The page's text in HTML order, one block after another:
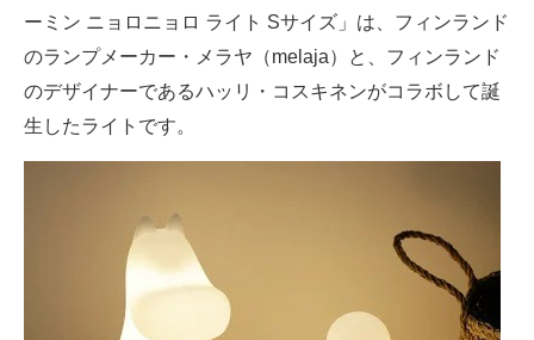
ーミン ニョロニョロ ライト Sサイズ」は、フィンランド
のランプメーカー・メラヤ（melaja）と、フィンランド
のデザイナーであるハッリ・コスキネンがコラボして誕
生したライトです。